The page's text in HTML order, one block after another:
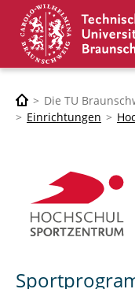
Die TU
Einrichtungen